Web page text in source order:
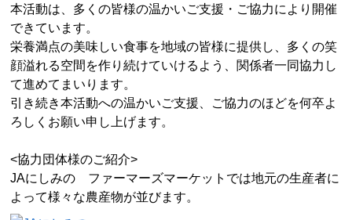
本活動は、多くの皆様の温かいご支援・ご協力により開催
できています。
栄養満点の美味しい食事を地域の皆様に提供し、多くの笑
顔溢れる空間を作り続けていけるよう、関係者一同協力し
て進めてまいります。
引き続き本活動への温かいご支援、ご協力のほどを何卒よ
ろしくお願い申し上げます。
<協力団体様のご紹介>
JAにしみの ファーマーズマーケットでは地元の生産者に
よって様々な農産物が並びます。